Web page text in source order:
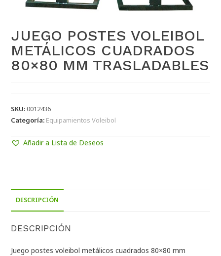
JUEGO POSTES VOLEIBOL
METÁLICOS CUADRADOS
80×80 MM TRASLADABLES
SKU:0012436
Categoría: Equipamientos Voleibol
Añadir a Lista de Deseos
DESCRIPCIÓN
DESCRIPCIÓN
Juego postes voleibol metálicos cuadrados 80×80 mm